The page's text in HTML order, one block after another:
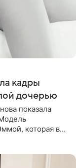
кадры
дочерью
показала
которая в